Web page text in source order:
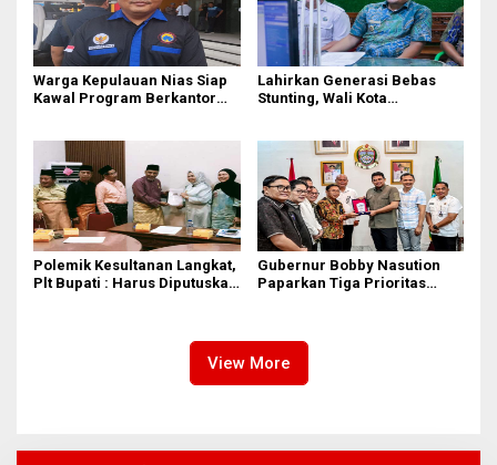
Warga Kepulauan Nias Siap
Kawal Program Berkantor
Lahirkan Generasi Bebas
Stunting, Wali Kota
Polemik Kesultanan Langkat,
Plt Bupati : Harus Diputuskan
Gubernur Bobby Nasution
Paparkan Tiga Prioritas
View More